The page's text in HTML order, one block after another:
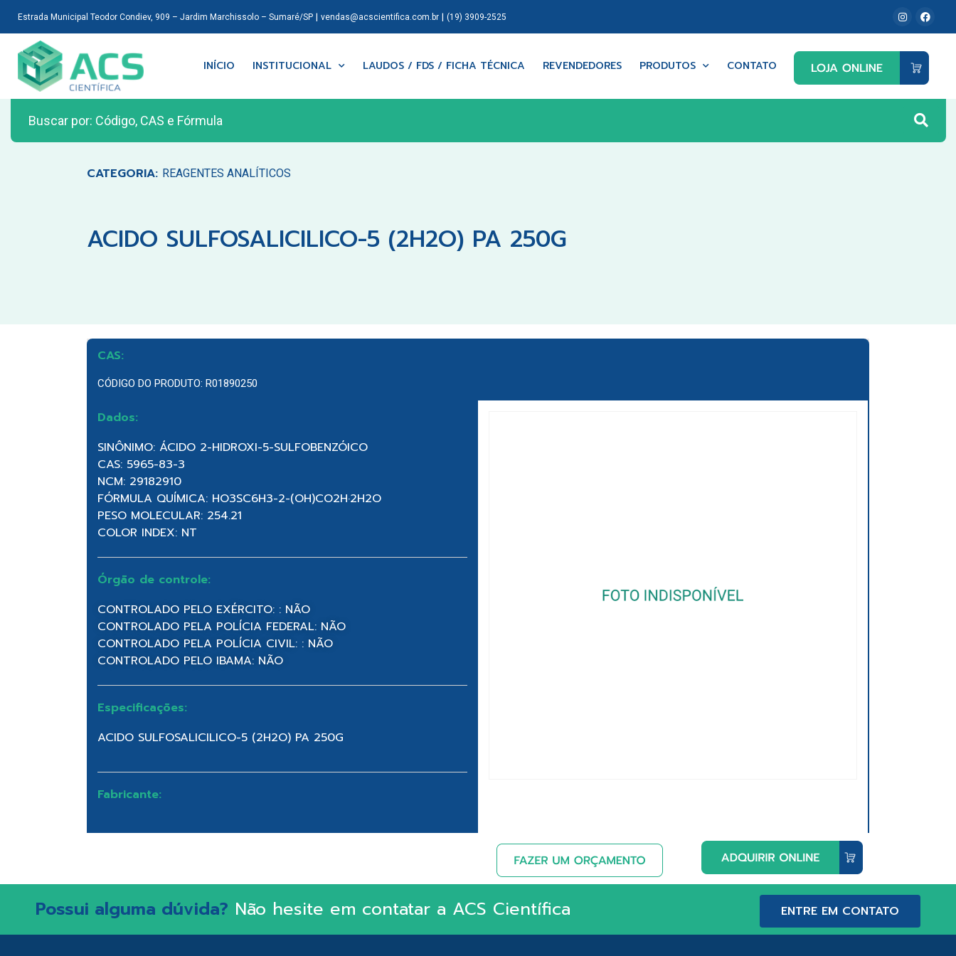
Estrada Municipal Teodor Condiev, 909 – Jardim Marchissolo – Sumaré/SP| vendas@acscientifica.com.br| (19) 3909-2525
INÍCIO INSTITUCIONAL LAUDOS / FDS / FICHA TÉCNICA REVENDEDORES PRODUTOS CONTATO
CATEGORIA: REAGENTES ANALÍTICOS
ACIDO SULFOSALICILICO-5 (2H2O) PA 250G
CAS:
CÓDIGO DO PRODUTO: R01890250
Dados:
SINÔNIMO: ÁCIDO 2-HIDROXI-5-SULFOBENZÓICO
CAS: 5965-83-3
NCM: 29182910
FÓRMULA QUÍMICA: HO3SC6H3-2-(OH)CO2H·2H2O
PESO MOLECULAR: 254.21
COLOR INDEX: NT
Órgão de controle:
CONTROLADO PELO EXÉRCITO: : NÃO
CONTROLADO PELA POLÍCIA FEDERAL: NÃO
CONTROLADO PELA POLÍCIA CIVIL: : NÃO
CONTROLADO PELO IBAMA: NÃO
Especificações:
ACIDO SULFOSALICILICO-5 (2H2O) PA 250G
Fabricante:
Possui alguma dúvida? Não hesite em contatar a ACS Científica ENTRE EM CONTATO